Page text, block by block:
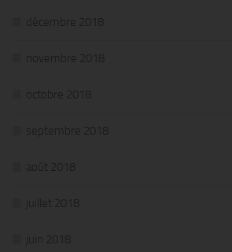
décembre 2018
novembre 2018
octobre 2018
septembre 2018
août 2018
juillet 2018
juin 2018